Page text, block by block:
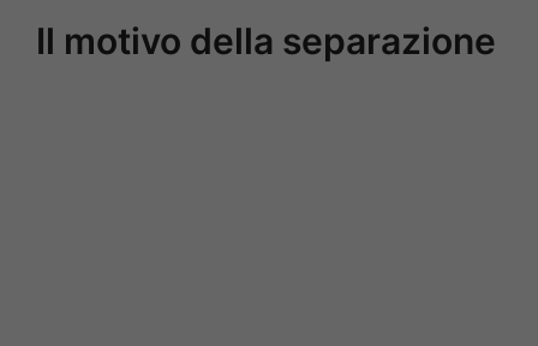
Il motivo della separazione